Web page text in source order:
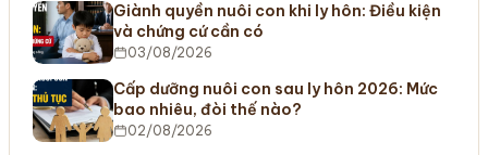
Giành quyền nuôi con khi ly hôn: Điều kiện
và chứng cứ cần có
03/08/2026
Cấp dưỡng nuôi con sau ly hôn 2026: Mức
bao nhiêu, đòi thế nào?
02/08/2026